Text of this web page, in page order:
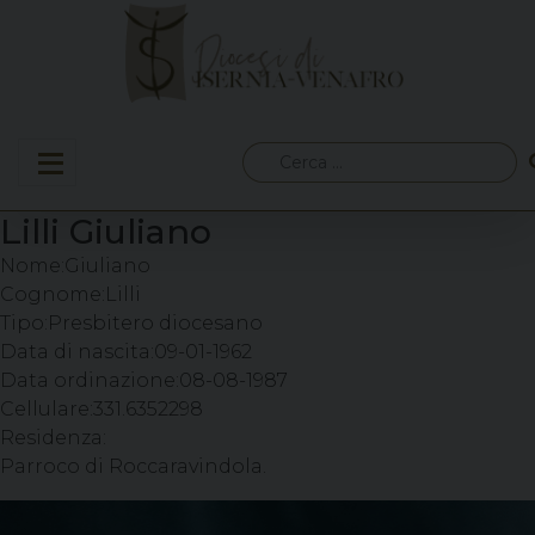
per:
Lilli Giuliano
Nome: Giuliano
Cognome: Lilli
Tipo: Presbitero diocesano
Data di nascita: 09-01-1962
Data ordinazione: 08-08-1987
Cellulare: 331.6352298
Residenza:
Parroco di Roccaravindola.